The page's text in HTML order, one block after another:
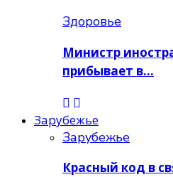
Здоровье
Министр
прибывает в…
Зарубежье
Зарубежье
Красный код в